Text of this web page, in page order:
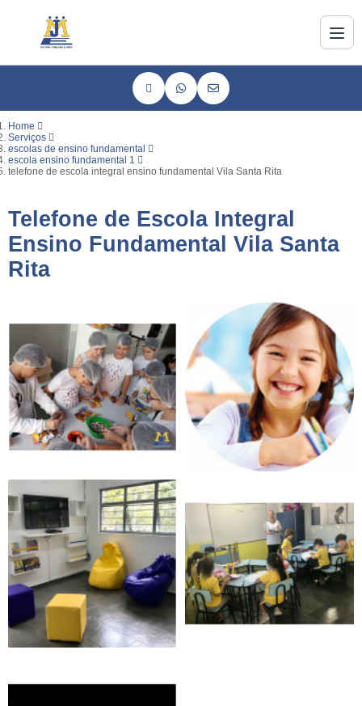
Home
Serviços
escolas de ensino fundamental
escola ensino fundamental 1
telefone de escola integral ensino fundamental Vila Santa Rita
Telefone de Escola Integral
Ensino Fundamental Vila Santa
Rita